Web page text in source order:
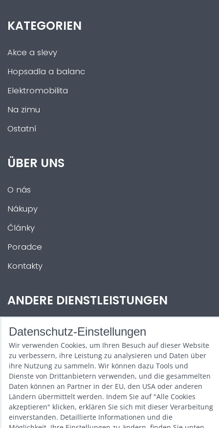
KATEGORIEN
Akce a slevy
Hopsadla a balanc
Elektromobilita
Na zimu
Ostatní
ÜBER UNS
O nás
Nákupy
Články
Poradce
Kontakty
ANDERE DIENSTLEISTUNGEN
Zábava na Vaši akci
Půjčovna
Promotéři
Kurzy a setkání
Velkoobchod
Nabídka práce
Datenschutz-Einstellungen
Wir verwenden Cookies, um Ihren Besuch auf dieser Website
zu verbessern, ihre Leistung zu analysieren und Daten über
ihre Nutzung zu sammeln. Wir können dazu Tools und
Dienste von Drittanbietern verwenden, und die gesammelten
Daten können an Partner in der EU, den USA oder anderen
Ländern übermittelt werden. Indem Sie auf "Alle Cookies
akzeptieren" klicken, erklären Sie sich mit dieser Verarbeitung
einverstanden. Detaillierte Informationen und die